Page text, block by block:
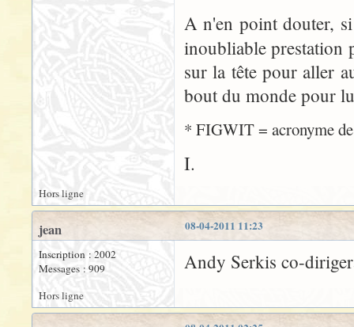
A n'en point douter,
inoubliable prestation
sur la tête pour aller
bout du monde pour
* FIGWIT = acronyme
I.
Hors ligne
08-04-2011 11:23
jean
Inscription : 2002
Messages : 909
Andy Serkis co-
Hors ligne